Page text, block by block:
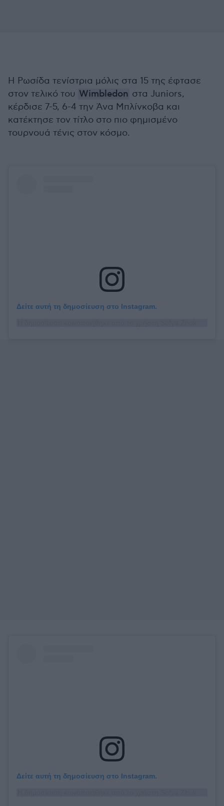
Η Ρωσίδα τενίστρια μόλις στα 15 της έφτασε
στον τελικό του Wimbledon στα Juniors,
κέρδισε 7-5, 6-4 την Άνα Μπλίνκοβα και
κατέκτησε τον τίτλο στο πιο φημισμένο
τουρνουά τένις στον κόσμο.
Δείτε αυτή τη δημοσίευση στο Instagram.
Δείτε αυτή τη δημοσίευση στο Instagram.